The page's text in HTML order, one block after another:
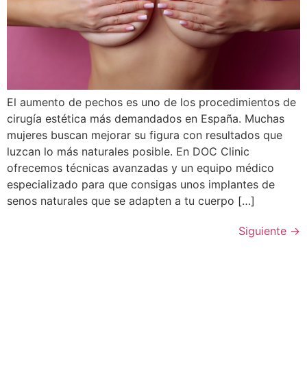
El aumento de pechos es uno de los procedimientos de
cirugía estética más demandados en España. Muchas
mujeres buscan mejorar su figura con resultados que
luzcan lo más naturales posible. En DOC Clinic
ofrecemos técnicas avanzadas y un equipo médico
especializado para que consigas unos implantes de
senos naturales que se adapten a tu cuerpo […]
Siguiente →